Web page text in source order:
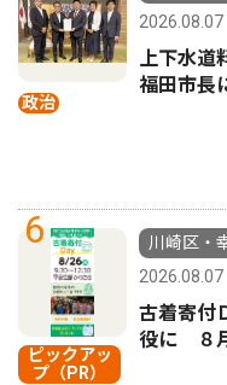
政治
2026.08.07
上下水道
福田市長
6
ピックアッ
プ（PR）
川崎区・
2026.08.07
古着寄付
役に ８